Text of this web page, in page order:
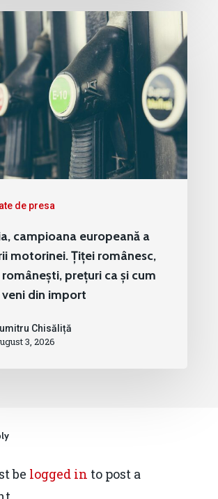
de presa
campioana europeană a
motorinei. Țiței românesc,
prețuri ca și cum
din import
Chisăliță
3, 2026
be logged in to post a